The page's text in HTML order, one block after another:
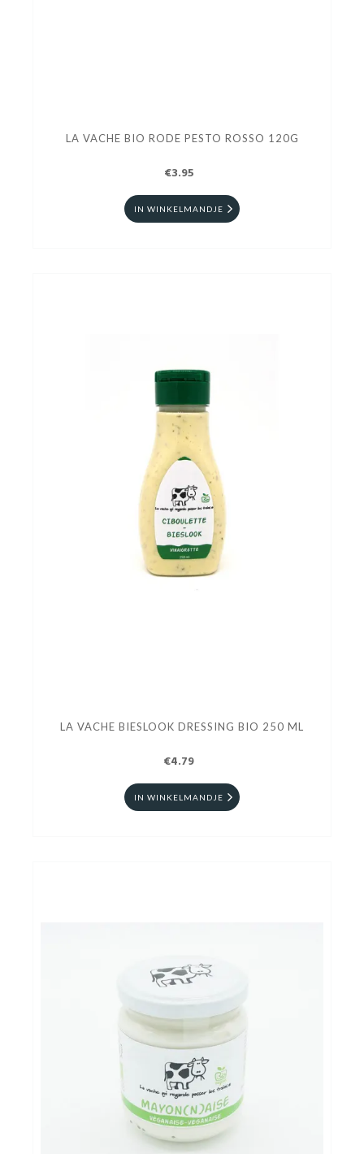
LA VACHE BIO RODE PESTO ROSSO 120G
€3.95
IN WINKELMANDJE
LA VACHE BIESLOOK DRESSING BIO 250 ML
€4.79
IN WINKELMANDJE